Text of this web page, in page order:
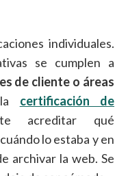
individuales.
se cumplen a
de cliente o áreas
certificación de
acreditar qué
lo estaba y en
archivar la web. Se